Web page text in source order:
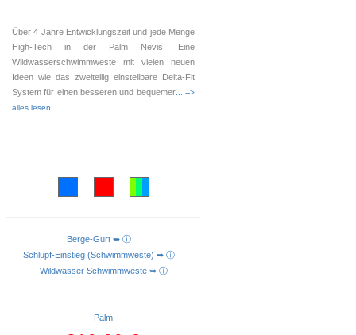
Über 4 Jahre Entwicklungszeit und jede Menge
High-Tech in der Palm Nevis! Eine
Wildwasserschwimmweste mit vielen neuen
Ideen wie das zweiteilig einstellbare Delta-Fit
System für einen besseren und bequemer... -->
alles lesen
AUSFÜHRUNG WÄHLEN
Berge-Gurt ➥ ⓘ
Schlupf-Einstieg (Schwimmweste) ➥ ⓘ
Wildwasser Schwimmweste ➥ ⓘ
Palm